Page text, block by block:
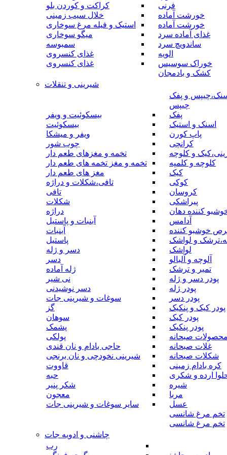
فرنی
خورشت آماده
خورشت آماده
غذای آماده سرد
ساندویچ سرد
الویه
خوراک سوسیس
کشک و بادمجان
کراکت و کوردن بلو
خلال سیب زمینی
استیک و فیله مرغ سوخاری
میگو سوخاری
سمبوسه
غذای کنسروی
غذای کنسروی
شیرینی و تنقلات
و پفک
چیپس
پفک
اسنک و استیک
پاپ کورن
کرانچی
و کلوچه
کلوچه و کلمپه
کیک
کوکی
کروسان
پیراشکی
کننده دهان
آدامس
خوشبو کننده
و لواشک
لواشک
آلوچه و آلبالو
تمبر و ترشک
پودر دسر و ژله
پودر ژله
پودر دسر
پودر کیک و پنکیک
پودر کیک
پودر پنکیک
محصولات صبحانه
غلات صبحانه
شکلات صبحانه
کره بادام زمینی
ارده و شکری
شیره
مربا
عسل
تخم مرغ شانسی
تخم مرغ شانسی
بیسکوئیت و ویفر
بیسکوئیت
ویفر و میشکا
چوب شور
تخمه و مغزهای طعم دار
تخمه و مغز تخمه های طعم دار
مغز های طعم دار
تافی،شکلات و دراژه
تافی
شکلات
دراژه
آبنبات و پاستیل
آبنبات
پاستیل
دسر و ژله
دسر
ژله آماده
نی شیر
دسر نوشیدنی
سوغات و شیرینی جات
گز
سوهان
پشمک
پولکی
حاجی بادام و نان قندی
شیرینی نخودچی و نان برنجی
قاووت
حبه
شکر پنیر
معجون
سایر سوغات و شیرینی جات
چاشنی و ادویه جات
رب